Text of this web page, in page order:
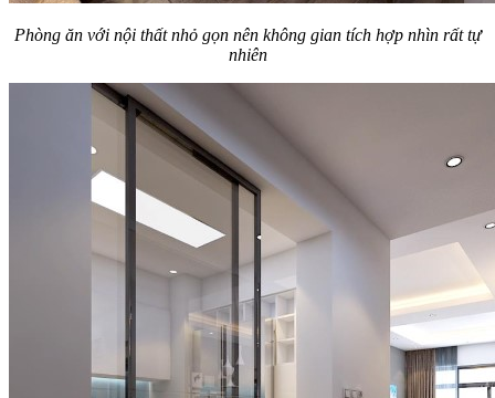
Phòng ăn với nội thất nhỏ gọn nên không gian tích hợp nhìn rất tự
nhiên